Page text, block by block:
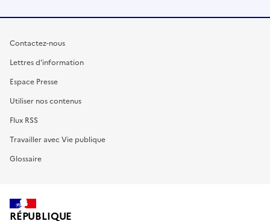
Contactez-nous
Lettres d'information
Espace Presse
Utiliser nos contenus
Flux RSS
Travailler avec Vie publique
Glossaire
RÉPUBLIQUE